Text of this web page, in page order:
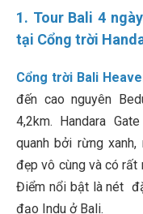
1. Tour Bali 4
tại Cổng trời
Cổng trời Bali
đến cao nguyên
4,2km. Handara
quanh bởi rừng
đẹp vô cùng và có rất
Điểm nổi bật là nét đ
đạo Indu ở Bali.